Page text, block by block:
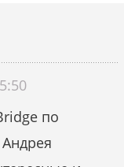
по